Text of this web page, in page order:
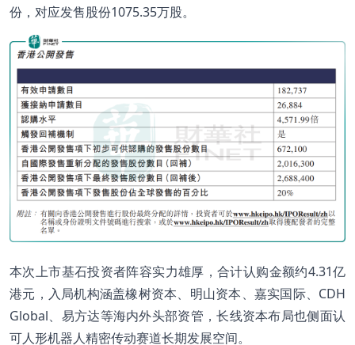
份，对应发售股份1075.35万股。
本次上市基石投资者阵容实力雄厚，合计认购金额约4.31亿
港元，入局机构涵盖橡树资本、明山资本、嘉实国际、CDH
Global、易方达等海内外头部资管，长线资本布局也侧面认
可人形机器人精密传动赛道长期发展空间。